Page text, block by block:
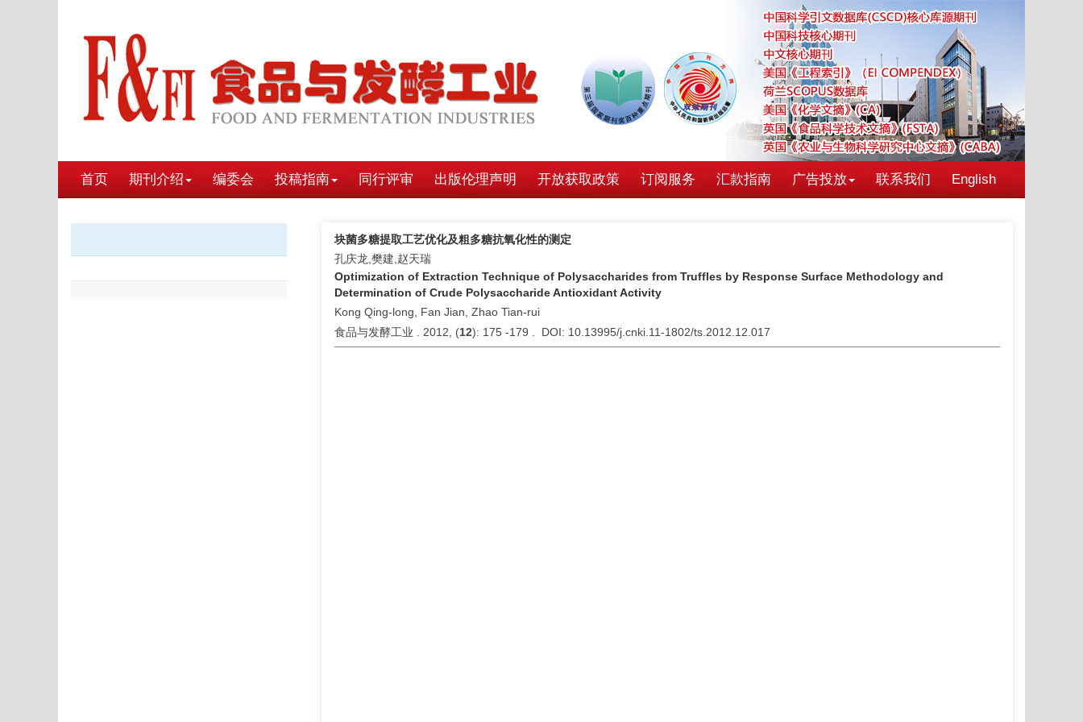
首页 期刊介绍 编委会 投稿指南 同行评审 出版伦理声明 开放获取政策 订阅服务 汇款指南 广告投放 联系我们 English
块菌多糖提取工艺优化及粗多糖抗氧化性的测定
孔庆龙,樊建,赵天瑞
Optimization of Extraction Technique of Polysaccharides from Truffles by Response Surface Methodology and
Determination of Crude Polysaccharide Antioxidant Activity
Kong Qing-long, Fan Jian, Zhao Tian-rui
食品与发酵工业 . 2012, (12): 175 -179 . DOI: 10.13995/j.cnki.11-1802/ts.2012.12.017